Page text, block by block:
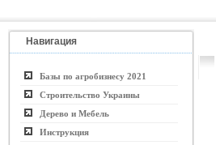
Навигация
Базы по агробизнесу 2021
Строительство Украины
Дерево и Мебель
Инструкция